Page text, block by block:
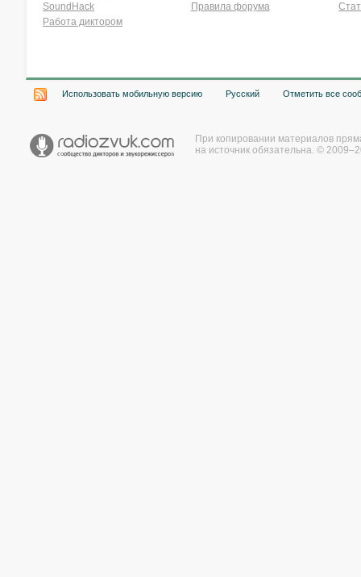
SoundHack
Работа диктором
Правила форума
Использовать мобильную версию Русский Отметить все
При копировании материалов
на источник обязательна. ©